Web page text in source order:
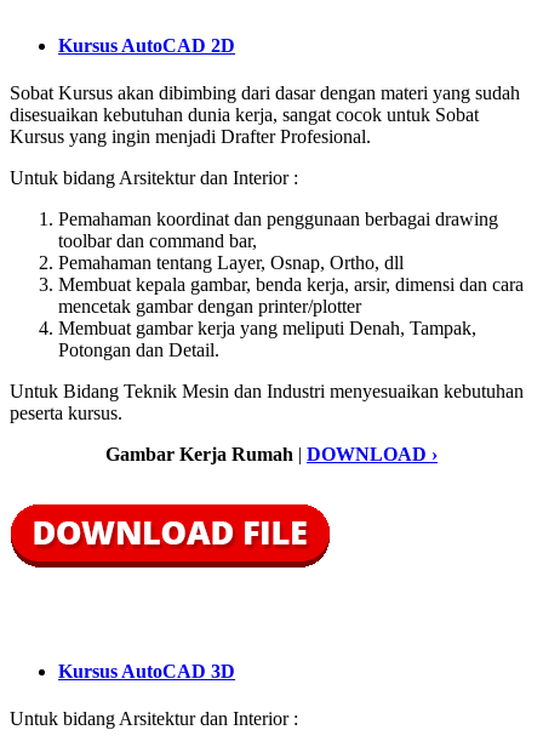
Kursus AutoCAD 2D
Sobat Kursus akan dibimbing dari dasar dengan materi yang sudah
disesuaikan kebutuhan dunia kerja, sangat cocok untuk Sobat
Kursus yang ingin menjadi Drafter Profesional.
Untuk bidang Arsitektur dan Interior :
Pemahaman koordinat dan penggunaan berbagai drawing
toolbar dan command bar,
Pemahaman tentang Layer, Osnap, Ortho, dll
Membuat kepala gambar, benda kerja, arsir, dimensi dan cara
mencetak gambar dengan printer/plotter
Membuat gambar kerja yang meliputi Denah, Tampak,
Potongan dan Detail.
Untuk Bidang Teknik Mesin dan Industri menyesuaikan kebutuhan
peserta kursus.
Gambar Kerja Rumah | DOWNLOAD ›
Kursus AutoCAD 3D
Untuk bidang Arsitektur dan Interior :